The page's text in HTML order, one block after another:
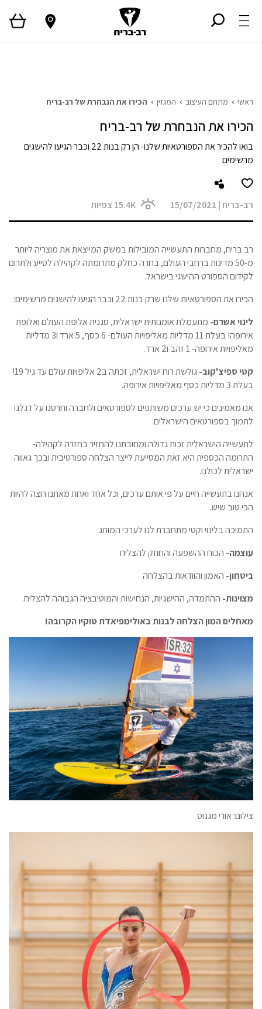
ראשי מתחם העיצוב המגזין הכירו את הנבחרת של רב-בריח
הכירו את הנבחרת של רב-בריח
בואו להכיר את הספורטאיות שלנו- הן רק בנות 22 וכבר הגיעו להישגים
מרשימים
רב-בריח |
15/07/2021
15.4K צפיות
רב בריח, מחברות התעשייה המובילות במשק המייצאת את מוצריה ליותר
מ-50 מדינות ברחבי העולם, בחרה כחלק מתרומתה לקהילה לסייע ולתרום
לקידום הספורט ההישגי בישראל.
הכירו את הספורטאיות שלנו שרק בנות 22 וכבר הגיעו להישגים מרשימים:
לינוי אשרם- מתעמלת אומנותית ישראלית, סגנית אלופת העולם ואלופת
אירופה! בעלת 11 מדליות מאליפויות העולם- 6 כסף, 5 ארד ו3 מדליות
מאליפויות אירופה- 1 זהב ו2 ארד.
קטי ספיצ'קוב-
גולשת רוח ישראלית, זכתה ב2 אליפויות עולם עד גיל 19!
בעלת 3 מדליות כסף מאליפויות אירופה.
אנו מאמינים כי יש ערכים משותפים לספורטאים ולחברה וחרטנו על דגלנו
לתמוך בספורטאים הישראלים.
לתעשייה הישראלית זכות גדולה ומחובתנו להחזיר בחזרה לקהילה-
התרומה הכספית היא זאת המסייעת לייצר הצלחה ספורטיבית ובכך גאווה
ישראלית לכולנו.
אנחנו בתעשייה חיים על פי אותם ערכים, וכל אחד ואחת מאתנו רוצה להיות
הכי טוב שיש.
התמיכה בלינוי וקטי מתחברת לנו לערכי המותג:
עוצמה- הכוח ההשפעה והחוזק להצליח
ביטחון- האמון והוודאות בהצלחה
מצוינות- ההתמדה, ההישגיות, הנחישות והמוטיבציה הגבוהה להצליח.
מאחלים המון הצלחה לבנות באולימפיאדת טוקיו הקרובה!
צילום: אורי מגנוס